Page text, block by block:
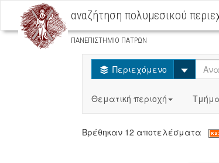
αναζήτηση πολυμεσικού
ΠΑΝΕΠΙΣΤΗΜΙΟ ΠΑΤΡΩΝ
Περιεχόμενο Select
Θεματική περιοχή
Βρέθηκαν 12 αποτελέσματα